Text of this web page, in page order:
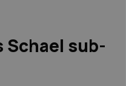
Schael sub-